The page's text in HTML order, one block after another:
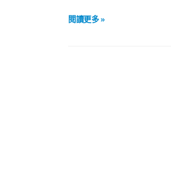
閱讀更多 »